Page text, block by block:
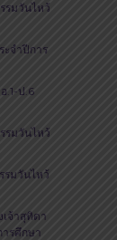
รมวันไหว้
ะจำปีการ
.1-ป.6
รมวันไหว้
รมวันไหว้
จ้าสุทิดา
รศึกษา